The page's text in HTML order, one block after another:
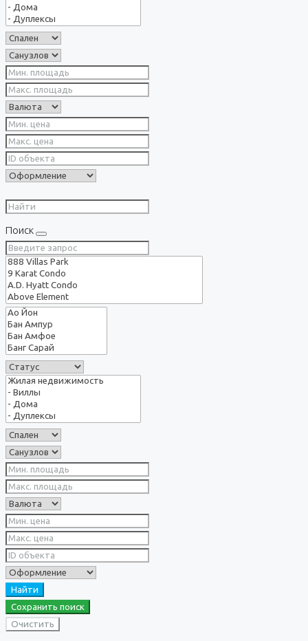
Поиск
Найти
Сохранить поиск
Очистить